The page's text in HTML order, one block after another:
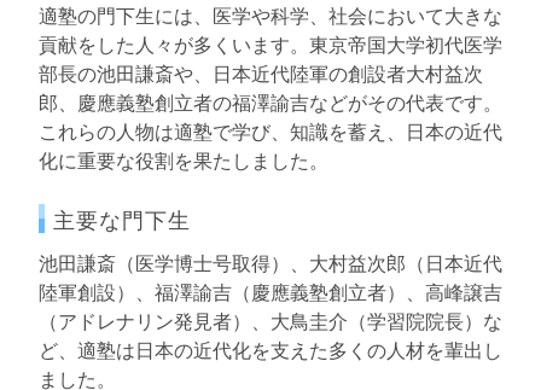
適塾の門下生には、医学や科学、社会において大きな
貢献をした人々が多くいます。東京帝国大学初代医学
部長の池田謙斎や、日本近代陸軍の創設者大村益次
郎、慶應義塾創立者の福澤諭吉などがその代表です。
これらの人物は適塾で学び、知識を蓄え、日本の近代
化に重要な役割を果たしました。
主要な門下生
池田謙斎（医学博士号取得）、大村益次郎（日本近代
陸軍創設）、福澤諭吉（慶應義塾創立者）、高峰譲吉
（アドレナリン発見者）、大鳥圭介（学習院院長）な
ど、適塾は日本の近代化を支えた多くの人材を輩出し
ました。